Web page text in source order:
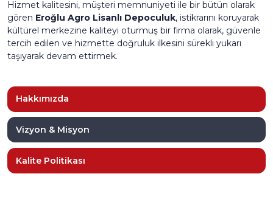
Hizmet kalitesini, müşteri memnuniyeti ile bir bütün olarak
gören Eroğlu Agro Lisanlı Depoculuk, istikrarını koruyarak
kültürel merkezine kaliteyi oturmuş bir firma olarak, güvenle
tercih edilen ve hizmette doğruluk ilkesini sürekli yukarı
taşıyarak devam ettirmek.
Hakkımızda
Vizyon & Misyon
Kalite Politikası